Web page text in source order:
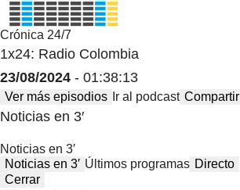
Crónica 24/7
1x24: Radio Colombia
23/08/2024 - 01:38:13
Ver más episodios Ir al podcast Compartir
Noticias en 3′
Noticias en 3′
Noticias en 3′ Últimos programas Directo
Cerrar